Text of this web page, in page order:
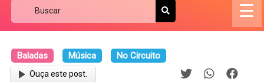
☰
Baladas Música No Circuito
Ouça este post.